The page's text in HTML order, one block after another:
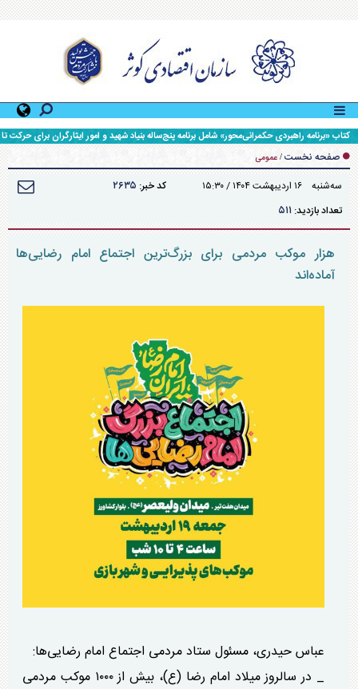
کتاب «برنامه راهبردی حکمرانی‌محور» شامل برنامه پنج‌ساله بنیاد شهید و امور ایثارگران برای حرکت تا
افق ۱۴۱۰، رونمایی شد.صفحه نخست / عمومی
سه‌شنبه ۱۶ ارديبهشت ۱۴۰۴ / ۱۵:۳۰ کد خبر: ۲۶۳۵
تعداد بازدید: ۵۱۱
هزار موکب مردمی برای بزرگ‌ترین اجتماع امام رضایی‌ها
آماده‌اند
عباس حیدری، مسئول ستاد مردمی اجتماع امام رضایی‌ها:
_ در سالروز میلاد امام رضا (ع)، بیش از ۱۰۰۰ موکب مردمی